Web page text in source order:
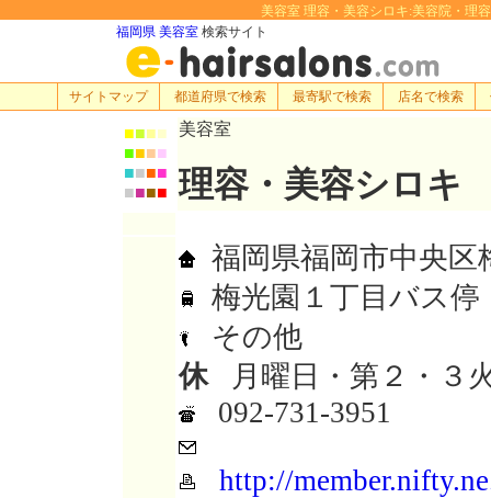
美容室 理容・美容シロキ:美容院・理
福岡県 美容室 検索サイト
サイトマップ 都道府県で検索 最寄駅で検索 店名で検索
■■■■
■■■■
■■■■
■■■■
美容室
理容・美容シロキ
福岡県福岡市中央区
梅光園１丁目バス停
その他
休月曜日・第２・３
092-731-3951
http://